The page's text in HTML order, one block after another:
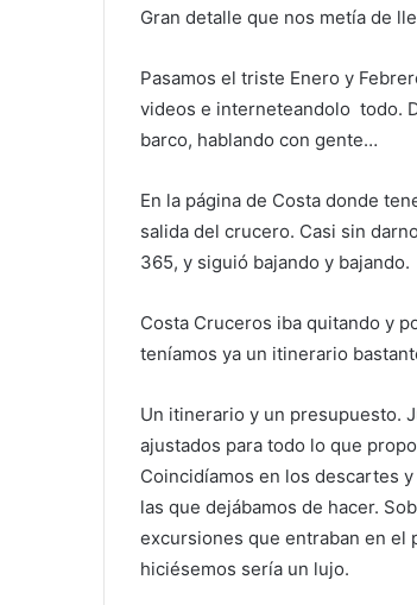
Gran detalle que nos metía de
Pasamos el triste Enero y
videos e interneteandolo todo.
barco, hablando con gente…
En la página de Costa donde
salida del crucero. Casi sin
365, y siguió bajando y bajando.
Costa Cruceros iba quitando y
teníamos ya un itinerario
Un itinerario y un presupuesto.
ajustados para todo lo que
Coincidíamos en los descartes
las que dejábamos de hacer.
excursiones que entraban en el
hiciésemos sería un lujo.